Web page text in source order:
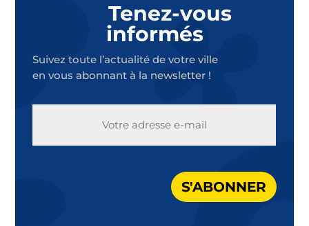
Tenez-vous
informés
Suivez toute l’actualité de votre ville
en vous abonnant à la newsletter !
S'ABONNER